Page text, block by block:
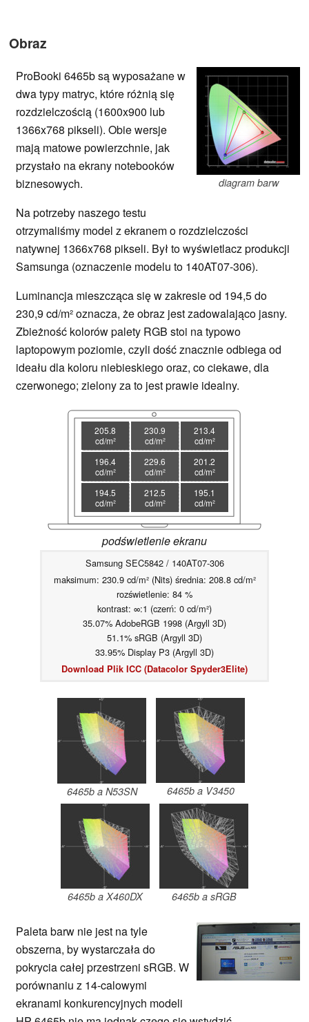
Obraz
diagram barw
ProBooki 6465b są wyposażane w
dwa typy matryc, które różnią się
rozdzielczością (1600x900 lub
1366x768 pikseli). Obie wersje
mają matowe powierzchnie, jak
przystało na ekrany notebooków
biznesowych.
Na potrzeby naszego testu
otrzymaliśmy model z ekranem o rozdzielczości
natywnej 1366x768 pikseli. Był to wyświetlacz produkcji
Samsunga (oznaczenie modelu to 140AT07-306).
Luminancja mieszcząca się w zakresie od 194,5 do
230,9 cd/m² oznacza, że obraz jest zadowalająco jasny.
Zbieżność kolorów palety RGB stoi na typowo
laptopowym poziomie, czyli dość znacznie odbiega od
ideału dla koloru niebieskiego oraz, co ciekawe, dla
czerwonego; zielony za to jest prawie idealny.
205.8
cd/m²
230.9
cd/m²
213.4
cd/m²
196.4
cd/m²
229.6
cd/m²
201.2
cd/m²
194.5
cd/m²
212.5
cd/m²
195.1
cd/m²
podświetlenie ekranu
Samsung SEC5842 / 140AT07-306
maksimum: 230.9 cd/m² (Nits) średnia: 208.8 cd/m²
rozświetlenie: 84 %
kontrast: ∞:1 (czerń: 0 cd/m²)
35.07% AdobeRGB 1998 (Argyll 3D)
51.1% sRGB (Argyll 3D)
33.95% Display P3 (Argyll 3D)
Download Plik ICC (Datacolor Spyder3Elite)
6465b a N53SN 6465b a V3450
6465b a X460DX 6465b a sRGB
Paleta barw nie jest na tyle
obszerna, by wystarczała do
pokrycia całej przestrzeni sRGB. W
porównaniu z 14-calowymi
ekranami konkurencyjnych modeli